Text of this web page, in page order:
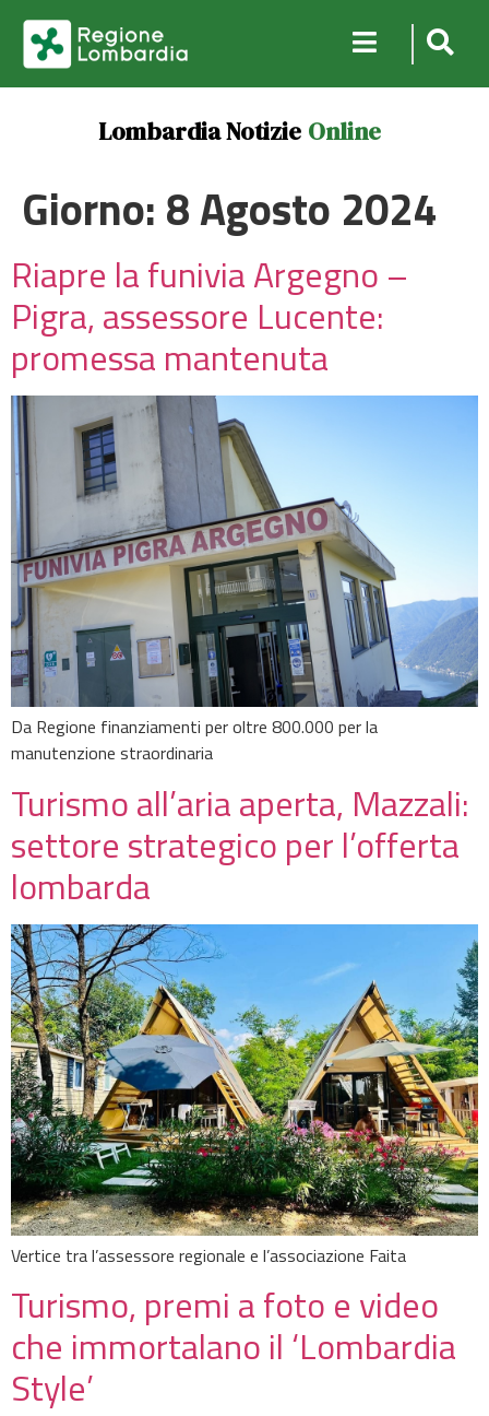
Lombardia Notizie Online
Giorno:8 Agosto 2024
Riapre la funivia Argegno –
Pigra, assessore Lucente:
promessa mantenuta
Da Regione finanziamenti per oltre 800.000 per la
manutenzione straordinaria
Turismo all’aria aperta, Mazzali:
settore strategico per l’offerta
lombarda
Vertice tra l’assessore regionale e l’associazione Faita
Turismo, premi a foto e video
che immortalano il ‘Lombardia
Style’